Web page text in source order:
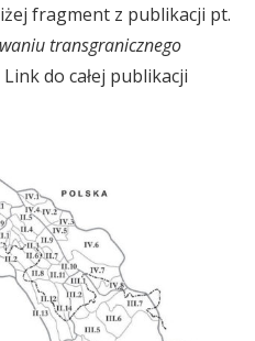
fragment z publikacji pt.
transgranicznego
Link do całej publikacji